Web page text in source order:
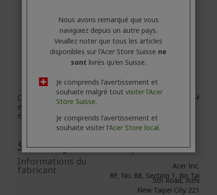
SP313-51N
SP314-55N
SP513-54N
SP513-55N
SP714-61NA
Conforme aux
exigences
écologiques
Oui
Sécurité générale des produits
Informations du
fabricant
Acer Inc.
8F, No. 88, Section 1, Xin Tai
5th Road, Xizhi
New Taipei City 221
Nous avons remarqué que vous
naviguiez depuis un autre pays.
Veuillez noter que tous les articles
disponibles sur l'Acer Store Suisse ne
sont livrés qu'en Suisse.
Je comprends l'avertissement et
souhaite malgré tout visiter l'Acer
Store Suisse.
Je comprends l'avertissement et
souhaite visiter l'Acer Store local.